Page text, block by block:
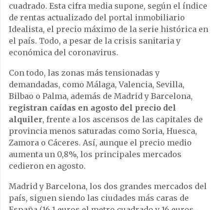
cuadrado. Esta cifra media supone, según el índice
de rentas actualizado del portal inmobiliario
Idealista, el precio máximo de la serie histórica en
el país. Todo, a pesar de la crisis sanitaria y
económica del coronavirus.
Con todo, las zonas más tensionadas y
demandadas, como Málaga, Valencia, Sevilla,
Bilbao o Palma, además de Madrid y Barcelona,
registran caídas en agosto del precio del
alquiler, frente a los ascensos de las capitales de
provincia menos saturadas como Soria, Huesca,
Zamora o Cáceres. Así, aunque el precio medio
aumenta un 0,8%, los principales mercados
cedieron en agosto.
Madrid y Barcelona, los dos grandes mercados del
país, siguen siendo las ciudades más caras de